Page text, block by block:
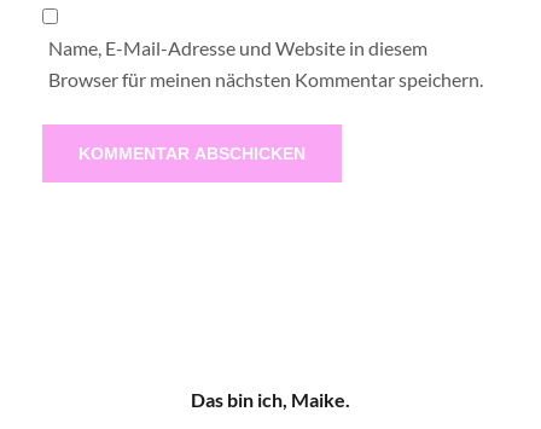
Name, E-Mail-Adresse und Website in diesem
Browser für meinen nächsten Kommentar speichern.
Das bin ich, Maike.